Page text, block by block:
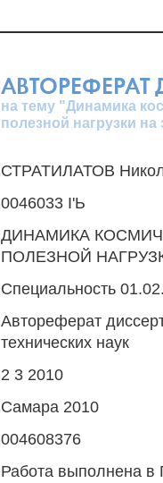
АВТОРЕФЕРАТ
на тему "Динамика
полезной нагрузки
СТРАТИЛАТОВ
0046033 I'Ь
ДИНАМИКА
ПОЛЕЗНОЙ
Специальность
Автореферат
технических наук
2 3 2010
Самара 2010
004608376
Работа выполнена в